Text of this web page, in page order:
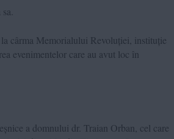
cârma Memorialului Revoluției, instituție
evenimentelor care au avut loc în
a domnului dr. Traian Orban, cel care